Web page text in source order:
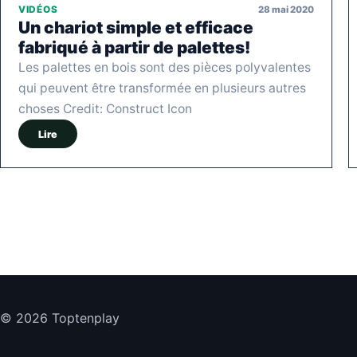
VIDÉOS 28 mai 2020
Un chariot simple et efficace
fabriqué à partir de palettes!
Les palettes en bois sont des pièces polyvalentes
qui peuvent être transformée en plusieurs autres
choses Credit: Construct Icon
Lire
© 2026 Toptenplay